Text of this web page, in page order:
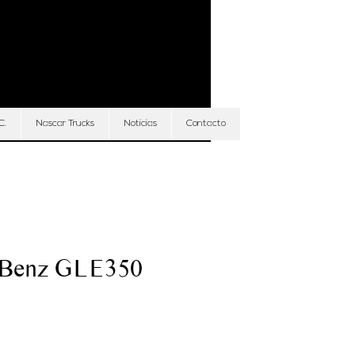
Nascar Trucks Noticias Contacto
GLE350